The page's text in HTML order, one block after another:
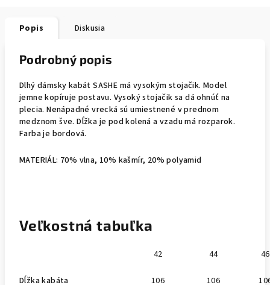
Popis Diskusia
Podrobný popis
Dlhý dámsky kabát SASHE má vysokým stojačik. Model
jemne kopíruje postavu. Vysoký stojačik sa dá ohnúť na
plecia. Nenápadné vrecká sú umiestnené v prednom
medznom šve. Dĺžka je pod kolená a vzadu má rozparok.
Farba je bordová.
MATERIÁL: 70% vlna, 10% kašmír, 20% polyamid
Veľkostná tabuľka
42 44 46
Dĺžka kabáta 106 106